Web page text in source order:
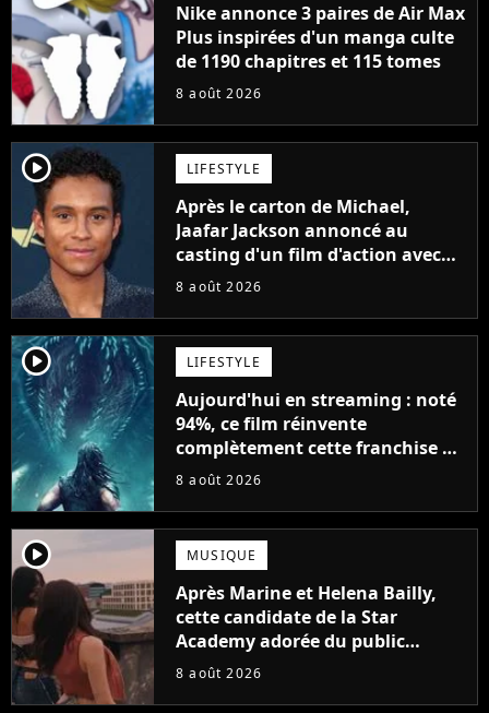
Nike annonce 3 paires de Air Max
Plus inspirées d'un manga culte
de 1190 chapitres et 115 tomes
8 août 2026
player2 LIFESTYLE
Après le carton de Michael,
Jaafar Jackson annoncé au
casting d'un film d'action avec
Will Smith
8 août 2026
player2 LIFESTYLE
Aujourd'hui en streaming : noté
94%, ce film réinvente
complètement cette franchise de
science-fiction vieille de 40 ans
8 août 2026
player2 MUSIQUE
Après Marine et Helena Bailly,
cette candidate de la Star
Academy adorée du public
annonce son premier album,
8 août 2026